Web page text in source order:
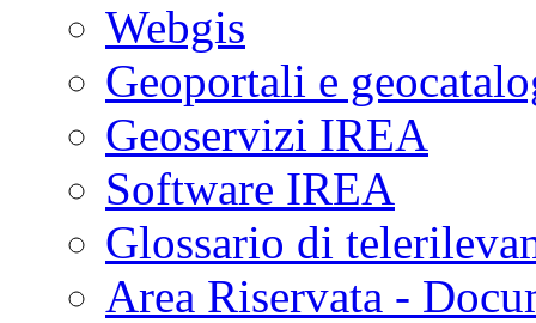
Webgis
Geoportali e
Geoservizi IREA
Software IREA
Glossario di
Area Riservata -